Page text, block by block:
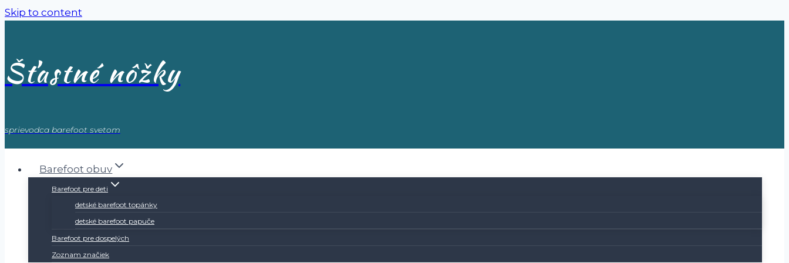
Skip to content
Šťastné nôžky
sprievodca barefoot svetom
Barefoot obuv
Barefoot pre deti
detské barefoot topánky
detské barefoot papuče
Barefoot pre dospelých
Zoznam značiek